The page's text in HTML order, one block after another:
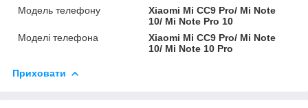
Модель телефону
Xiaomi Mi CC9 Pro/ Mi Note
10/ Mi Note Pro 10
Моделі телефона
Xiaomi Mi CC9 Pro/ Mi Note
10/ Mi Note 10 Pro
Приховати